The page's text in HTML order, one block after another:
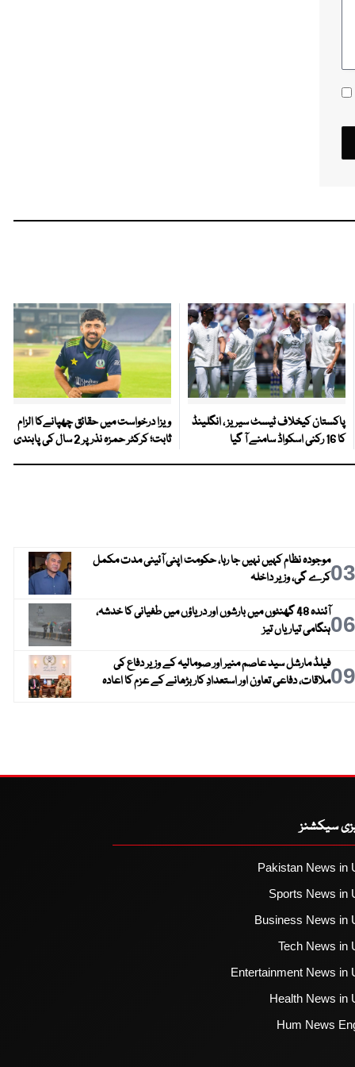
پاکستان کیخلاف ٹیسٹ سیریز ، انگلینڈ
کا 16 رکنی اسکواڈ سامنے آ گیا
ویزا درخواست میں حقائق چھپانےکا الزام
ثابت؛ کرکٹر حمزہ نذر پر 2 سال کی پابندی
03موجودہ نظام کہیں نہیں جا رہا، حکومت اپنی آئینی مدت مکمل
کرے گی، وزیر داخلہ
06
آئندہ 48 گھنٹوں میں بارشوں اور دریاؤں میں طغیانی کا خدشہ،
ہنگامی تیاریاں تیز
09فیلڈ مارشل سید عاصم منیر اور صومالیہ کے وزیر دفاع کی
ملاقات، دفاعی تعاون اور استعدادِ کار بڑھانے کے عزم کا اعادہ
سیکشنز
Pakistan News in
Sports News in
Business News in
Tech News in
Entertainment News in
Health News in
Hum News